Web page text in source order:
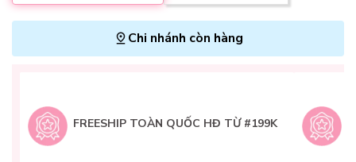
Chi nhánh còn hàng
FREESHIP TOÀN QUỐC HĐ TỪ #199K